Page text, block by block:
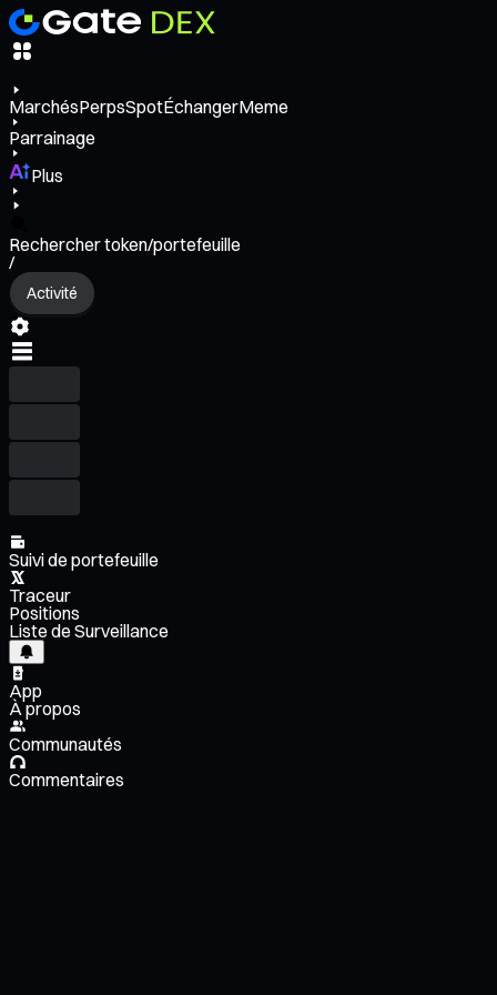
MarchésPerpsSpotÉchangerMeme
Parrainage
Plus
Rechercher token/portefeuille
/
Activité
Suivi de portefeuille
Traceur
Positions
Liste de Surveillance
App
À propos
Communautés
Commentaires